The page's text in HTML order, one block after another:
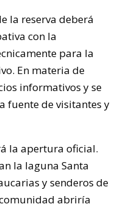
la reserva deberá
con la
para la
En materia de
informativos y se
fuente de visitantes y
la apertura oficial.
la laguna Santa
y senderos de
abriría